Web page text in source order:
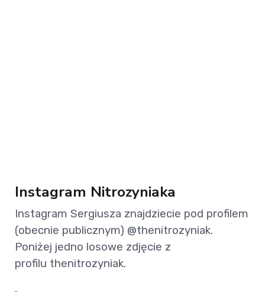
Instagram Nitrozyniaka
Instagram Sergiusza znajdziecie pod profilem
(obecnie publicznym) @thenitrozyniak.
Poniżej jedno losowe zdjęcie z
profilu thenitrozyniak.